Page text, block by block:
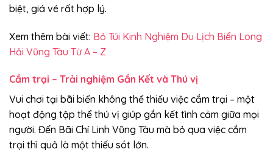
biệt, giá vé rất hợp lý.
Xem thêm bài viết: Bỏ Túi Kinh Nghiệm Du Lịch Biển Long
Hải Vũng Tàu Từ A – Z
Cắm trại – Trải nghiệm Gắn Kết và Thú vị
Vui chơi tại bãi biển không thể thiếu việc cắm trại – một
hoạt động tập thể thú vị giúp gắn kết tình cảm giữa mọi
người. Đến Bãi Chí Linh Vũng Tàu mà bỏ qua việc cắm
trại thì quả là một thiếu sót lớn.